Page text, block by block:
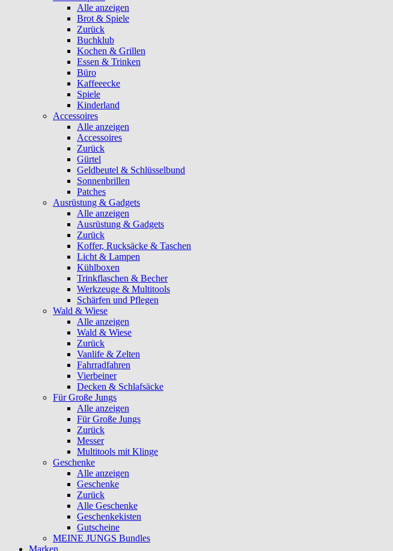
Alle anzeigen
Brot & Spiele
Zurück
Buchklub
Kochen & Grillen
Essen & Trinken
Büro
Kaffeeecke
Spiele
Kinderland
Accessoires
Alle anzeigen
Accessoires
Zurück
Gürtel
Geldbeutel & Schlüsselbund
Sonnenbrillen
Patches
Ausrüstung & Gadgets
Alle anzeigen
Ausrüstung & Gadgets
Zurück
Koffer, Rucksäcke & Taschen
Licht & Lampen
Kühlboxen
Trinkflaschen & Becher
Werkzeuge & Multitools
Schärfen und Pflegen
Wald & Wiese
Alle anzeigen
Wald & Wiese
Zurück
Vanlife & Zelten
Fahrradfahren
Vierbeiner
Decken & Schlafsäcke
Für Große Jungs
Alle anzeigen
Für Große Jungs
Zurück
Messer
Multitools mit Klinge
Geschenke
Alle anzeigen
Geschenke
Zurück
Alle Geschenke
Geschenkekisten
Gutscheine
MEINE JUNGS Bundles
Marken